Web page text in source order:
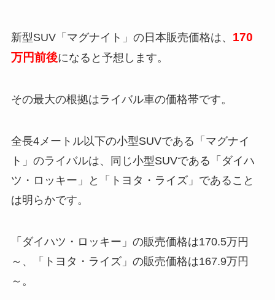
新型SUV「マグナイト」の日本販売価格は、 170
万円前後になると予想します。
その最大の根拠はライバル車の価格帯です。
全長4メートル以下の小型SUVである「マグナイ
ト」のライバルは、同じ小型SUVである「ダイハ
ツ・ロッキー」と「トヨタ・ライズ」であること
は明らかです。
「ダイハツ・ロッキー」の販売価格は170.5万円
～、「トヨタ・ライズ」の販売価格は167.9万円
～。